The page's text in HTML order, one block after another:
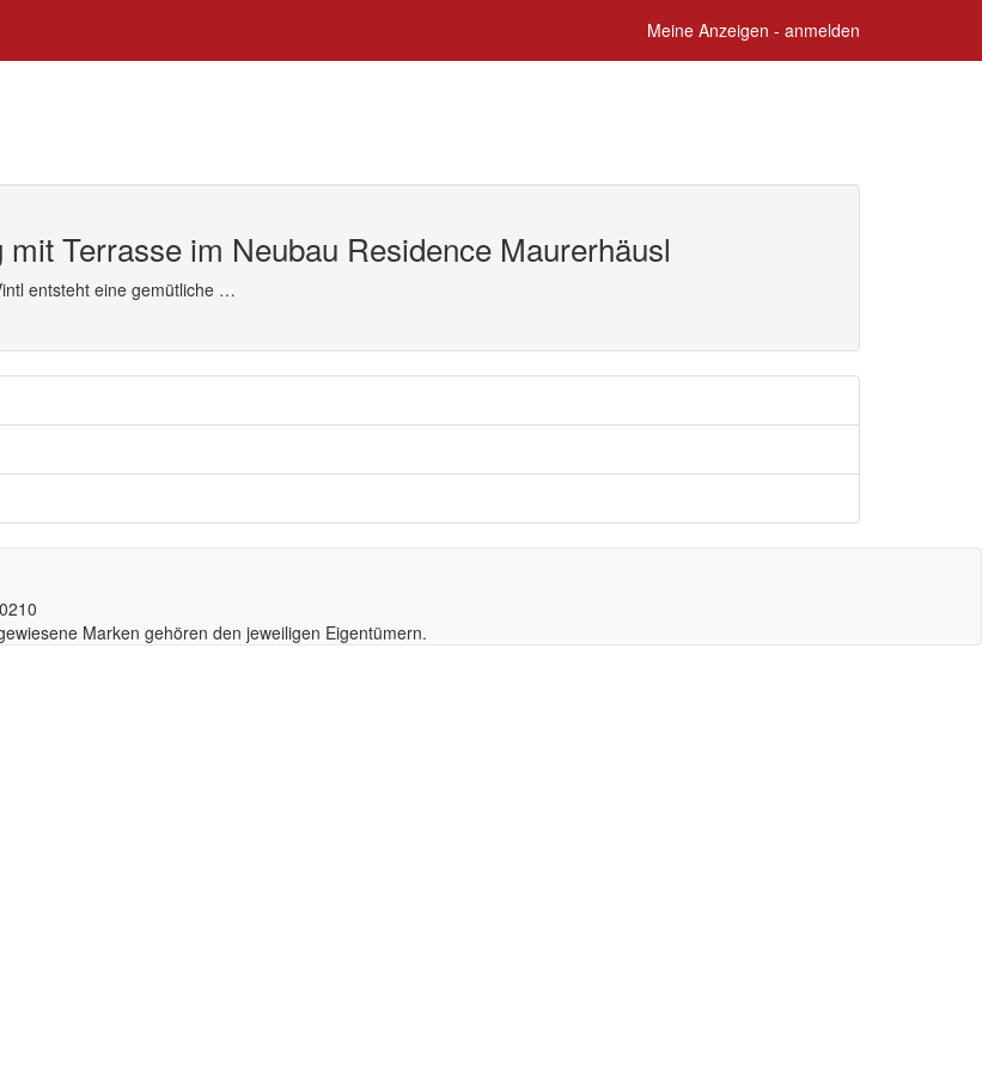
Meine Anzeigen - anmelden
Terrasse im Neubau Residence Maurerhäusl
entsteht eine gemütliche …
Marken gehören den jeweiligen Eigentümern.